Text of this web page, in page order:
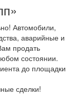
Автомобили,
аварийные и
продать
состоянии.
до площадки
сделки!